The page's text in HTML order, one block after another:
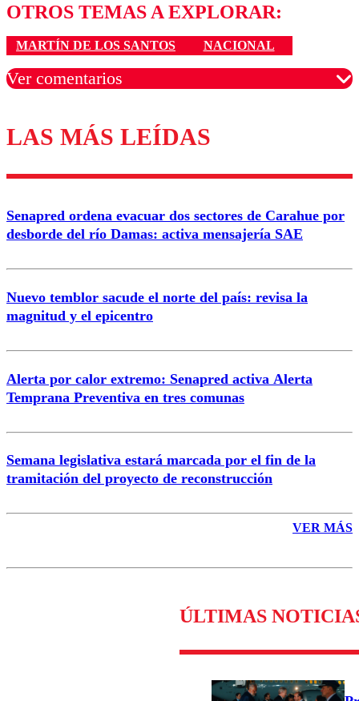
OTROS TEMAS A EXPLORAR:
MARTÍN DE LOS SANTOS NACIONAL
Ver comentarios
Los comentarios son moderados para garantizar un
diálogo respetuoso.
Correo
LAS MÁS LEÍDAS
Senapred ordena evacuar dos sectores de Carahue por
desborde del río Damas: activa mensajería SAE
Nuevo temblor sacude el norte del país: revisa la
magnitud y el epicentro
Alerta por calor extremo: Senapred activa Alerta
Temprana Preventiva en tres comunas
Semana legislativa estará marcada por el fin de la
tramitación del proyecto de reconstrucción
VER MÁS
ÚLTIMAS